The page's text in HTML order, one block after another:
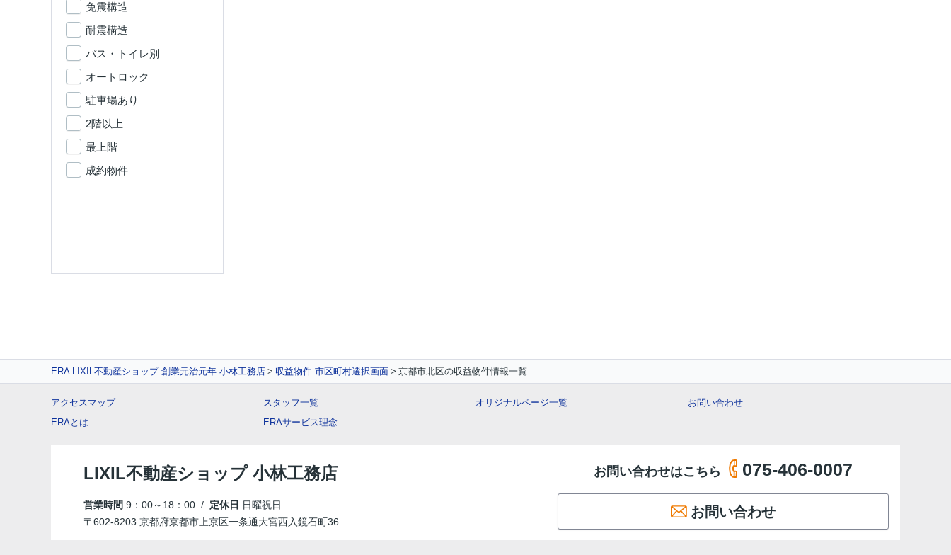
免震構造
耐震構造
バス・トイレ別
オートロック
駐車場あり
2階以上
最上階
成約物件
ERA LIXIL不動産ショップ 創業元治元年 小林工務店 収益物件 市区町村選択画面 京都市北区の収益物件情報一覧
アクセスマップ
ERAとは
スタッフ一覧
ERAサービス理念
オリジナルページ一覧 お問い合わせ
LIXIL不動産ショップ 小林工務店
営業時間 9：00～18：00 / 定休日 日曜祝日
〒602-8203 京都府京都市上京区一条通大宮西入鏡石町36
お問い合わせはこちら 075-406-0007
お問い合わせ